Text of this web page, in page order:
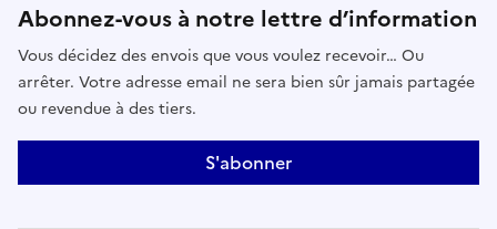
Abonnez-vous à notre lettre d’information
Vous décidez des envois que vous voulez recevoir… Ou
arrêter. Votre adresse email ne sera bien sûr jamais partagée
ou revendue à des tiers.
S'abonner